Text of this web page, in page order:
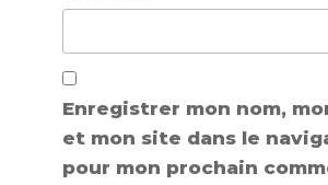
Enregistrer mon nom,
et mon site dans le
pour mon prochain